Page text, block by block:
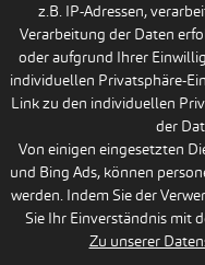
z.B. IP-Adressen,
Verarbeitung der Daten
oder aufgrund Ihrer
individuellen Privatsphäre-
Link zu den individuellen
der
Von einigen eingesetzten
und Bing Ads, können
werden. Indem Sie der
Sie Ihr Einverständnis mit
Zu unserer